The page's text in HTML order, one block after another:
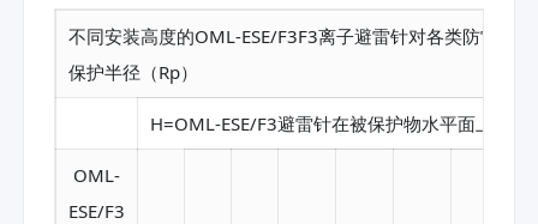
不同安装高度的OML-ESE/F3F3离子避雷针对各类防雷建
保护半径（Rp）
H=OML-ESE/F3避雷针在被保护物水平面上的高
OML-
ESE/F3